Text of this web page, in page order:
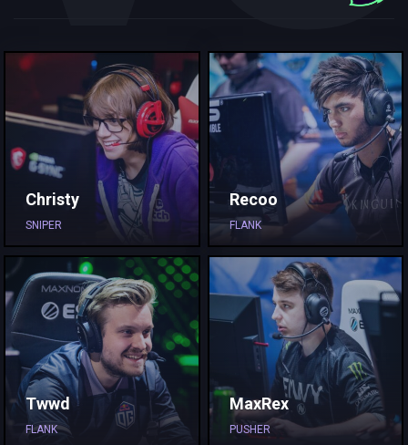
Christy
SNIPER
Recoo
FLANK
Twwd
FLANK
MaxRex
PUSHER